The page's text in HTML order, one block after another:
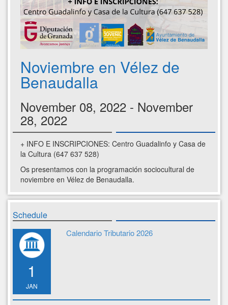
Noviembre en Vélez de
Benaudalla
November 08, 2022 - November
28, 2022
+ INFO E INSCRIPCIONES: Centro Guadalinfo y Casa de
la Cultura (647 637 528)
Os presentamos con la programación sociocultural de
noviembre en Vélez de Benaudalla.
Schedule
1
JAN
Calendario Tributario 2026